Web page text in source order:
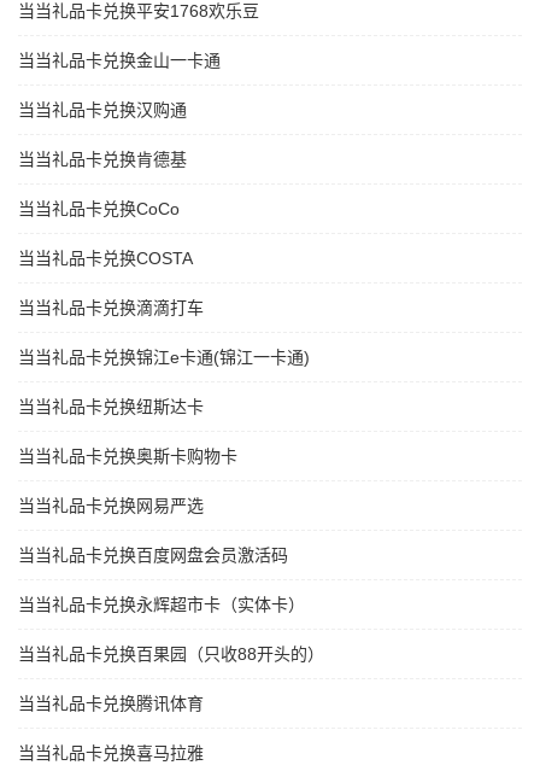
当当礼品卡兑换平安1768欢乐豆
当当礼品卡兑换金山一卡通
当当礼品卡兑换汉购通
当当礼品卡兑换肯德基
当当礼品卡兑换CoCo
当当礼品卡兑换COSTA
当当礼品卡兑换滴滴打车
当当礼品卡兑换锦江e卡通(锦江一卡通)
当当礼品卡兑换纽斯达卡
当当礼品卡兑换奥斯卡购物卡
当当礼品卡兑换网易严选
当当礼品卡兑换百度网盘会员激活码
当当礼品卡兑换永辉超市卡（实体卡）
当当礼品卡兑换百果园（只收88开头的）
当当礼品卡兑换腾讯体育
当当礼品卡兑换喜马拉雅